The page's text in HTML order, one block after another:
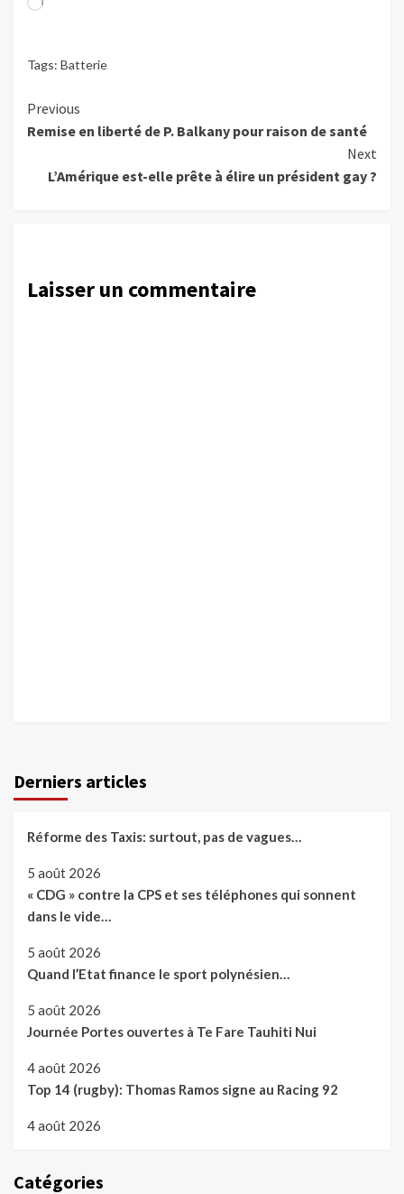
Tags: Batterie
Continue
Reading
Previous
Remise en liberté de P. Balkany pour raison de santé
Next
L’Amérique est-elle prête à élire un président gay ?
Laisser un commentaire
Derniers articles
Réforme des Taxis: surtout, pas de vagues…
5 août 2026
« CDG » contre la CPS et ses téléphones qui sonnent
dans le vide…
5 août 2026
Quand l’Etat finance le sport polynésien…
5 août 2026
Journée Portes ouvertes à Te Fare Tauhiti Nui
4 août 2026
Top 14 (rugby): Thomas Ramos signe au Racing 92
4 août 2026
Catégories